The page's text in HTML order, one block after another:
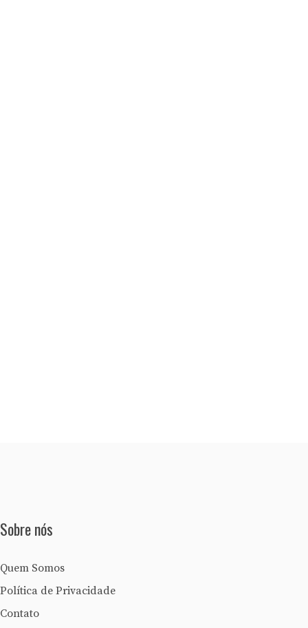
Sobre nós
Quem Somos
Política de Privacidade
Contato